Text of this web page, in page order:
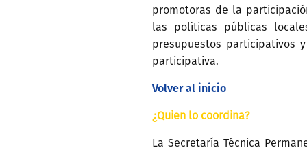
promotoras de la
las políticas públicas
presupuestos participativos
participativa.
Volver al inicio
¿Quien lo coordina?
La Secretaría Técnica